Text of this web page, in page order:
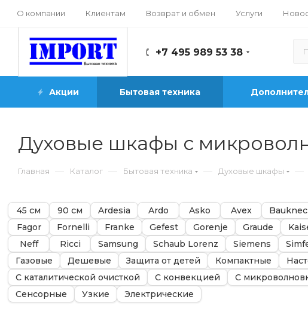
О компании Клиентам Возврат и обмен Услуги
+7 495 989 53 38
Акции Бытовая техника
Духовые шкафы с
Главная — Каталог — Бытовая техника — Духовые шкафы —
45 см 90 см Ardesia Ardo Asko Avex
Fagor
Fornelli Franke Gefest Gorenje Graude
Neff
Ricci Samsung Schaub Lorenz Siemens
Газовые
Дешевые Защита от детей Компактные
С каталитической очисткой
С конвекцией С
Сенсорные
Узкие Электрические